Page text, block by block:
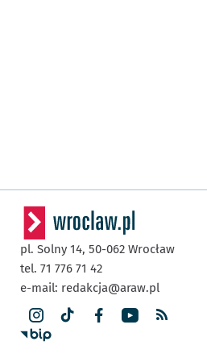
pl. Solny 14, 50-062 Wrocław
tel. 71 776 71 42
e-mail: redakcja@araw.pl